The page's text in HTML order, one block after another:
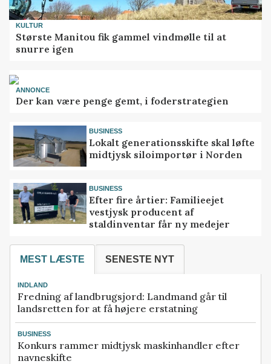
KULTUR
Største Manitou fik gammel vindmølle til at
snurre igen
ANNONCE
Der kan være penge gemt, i foderstrategien
BUSINESS
Lokalt generationsskifte skal løfte
midtjysk siloimportør i Norden
BUSINESS
Efter fire årtier: Familieejet
vestjysk producent af
staldinventar får ny medejer
MEST LÆSTE SENESTE NYT
INDLAND
Fredning af landbrugsjord: Landmand går til
landsretten for at få højere erstatning
BUSINESS
Konkurs rammer midtjysk maskinhandler efter
navneskifte